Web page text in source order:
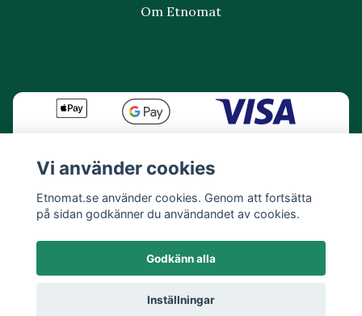
Om Etnomat
© 2026 Etnomat
Vi använder cookies
Etnomat.se använder cookies. Genom att fortsätta
på sidan godkänner du användandet av cookies.
Godkänn alla
Inställningar